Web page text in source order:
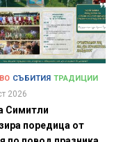
СЪБИТИЯ ТРАДИЦИИ
2026
Симитли
поредица от